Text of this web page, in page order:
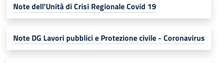
Note dell'Unità di Crisi Regionale Covid 19
Note DG Lavori pubblici e Protezione civile - Coronavirus